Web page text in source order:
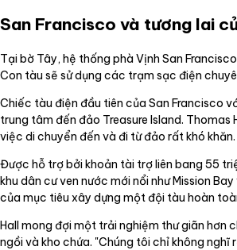
San Francisco và tương lai
Tại bờ Tây, hệ thống phà Vịnh San
Con tàu sẽ sử dụng các trạm sạc điện
Chiếc tàu điện đầu tiên của San Francisco
trung tâm đến đảo Treasure Island.
việc di chuyển đến và đi từ đảo rất khó
Được hỗ trợ bởi khoản tài trợ liên bang 55
khu dân cư ven nước mới nổi như Mission
của mục tiêu xây dựng một đội tàu hoàn
Hall mong đợi một trải nghiệm thư giãn hơn
ngồi và kho chứa. "Chúng tôi chỉ không nghĩ